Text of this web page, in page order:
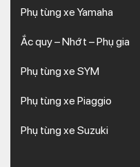
Phụ tùng xe Yamaha
Ắc quy – Nhớt – Phụ gia
Phụ tùng xe SYM
Phụ tùng xe Piaggio
Phụ tùng xe Suzuki